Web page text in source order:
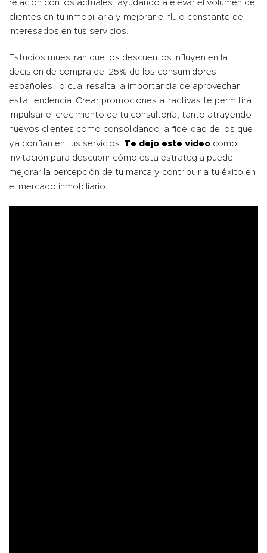
relación con los actuales, ayudando a elevar el volumen de
clientes en tu inmobiliaria y mejorar el flujo constante de
interesados en tus servicios.
Estudios muestran que los descuentos influyen en la
decisión de compra del 25% de los consumidores
españoles, lo cual resalta la importancia de aprovechar
esta tendencia. Crear promociones atractivas te permitirá
impulsar el crecimiento de tu consultoría, tanto atrayendo
nuevos clientes como consolidando la fidelidad de los que
ya confían en tus servicios. Te dejo este video como
invitación para descubrir cómo esta estrategia puede
mejorar la percepción de tu marca y contribuir a tu éxito en
el mercado inmobiliario.